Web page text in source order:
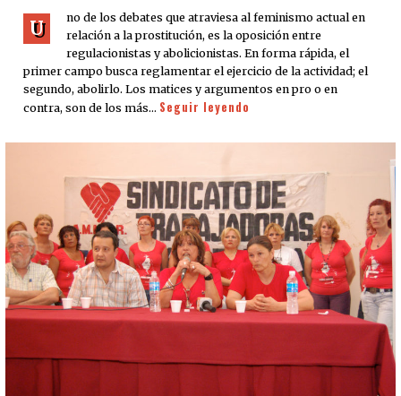
U
no de los debates que atraviesa al feminismo actual en
relación a la prostitución, es la oposición entre
regulacionistas y abolicionistas. En forma rápida, el
primer campo busca reglamentar el ejercicio de la actividad; el
segundo, abolirlo. Los matices y argumentos en pro o en
contra, son de los más… Seguir leyendo